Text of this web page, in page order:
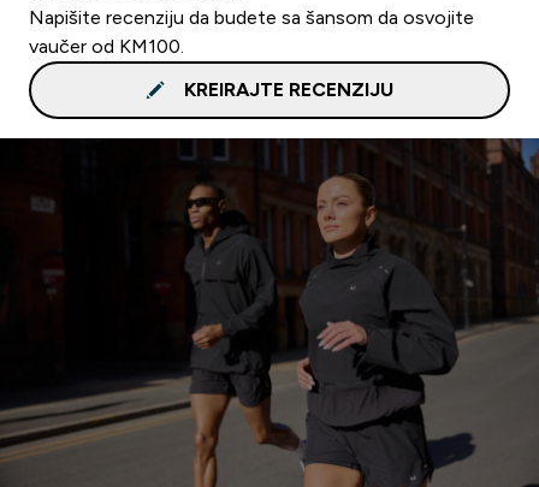
Napišite recenziju da budete sa šansom da osvojite
vaučer od KM100.
KREIRAJTE RECENZIJU